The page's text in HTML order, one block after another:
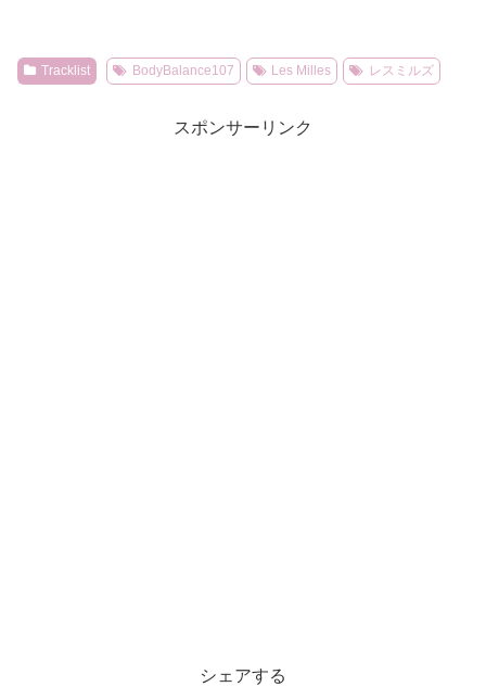
Tracklist BodyBalance107 Les Milles レスミルズ
スポンサーリンク
シェアする